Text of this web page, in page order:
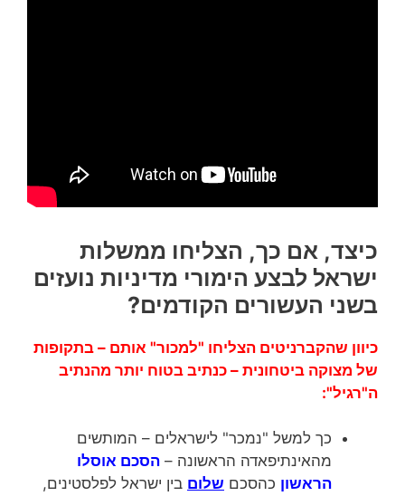
כיצד, אם כך, הצליחו ממשלות
ישראל לבצע הימורי מדיניות נועזים
בשני העשורים הקודמים?
כיוון שהקברניטים הצליחו "למכור" אותם – בתקופות
של מצוקה ביטחונית – כנתיב בטוח יותר מהנתיב
ה"רגיל":
כך למשל "נמכר" לישראלים – המותשים
מהאינתיפאדה הראשונה – הסכם אוסלו
הראשון כהסכם שלום בין ישראל לפלסטינים,